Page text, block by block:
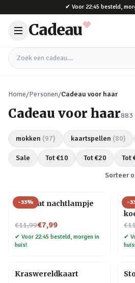
✔ Voor 22:45 besteld,
Cadeau
Zoek een cadeau
Home/Personen/Cadeau voor haar
Cadeau voor haar883
mokken (97) kaartspellen (80)
Sale Tot €10 Tot €20 Tot
Sorteer
-33%
Mini kat nachtlampje
€11,99
Nu voor€7,99
✔ Voor 22:45 besteld, morgen in
huis!
-
✔
Kraswereldkaart